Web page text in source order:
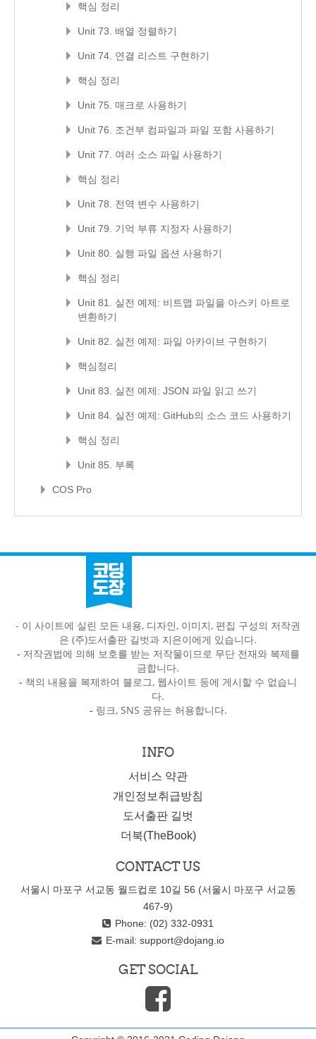
핵심 정리
Unit 73. 배열 정렬하기
Unit 74. 연결 리스트 구현하기
핵심 정리
Unit 75. 매크로 사용하기
Unit 76. 조건부 컴파일과 파일 포함 사용하기
Unit 77. 여러 소스 파일 사용하기
핵심 정리
Unit 78. 전역 변수 사용하기
Unit 79. 기억 부류 지정자 사용하기
Unit 80. 실행 파일 옵션 사용하기
핵심 정리
Unit 81. 실전 예제: 비트맵 파일을 아스키 아트로
변환하기
Unit 82. 실전 예제: 파일 아카이브 구현하기
핵심정리
Unit 83. 실전 예제: JSON 파일 읽고 쓰기
Unit 84. 실전 예제: GitHub의 소스 코드 사용하기
핵심 정리
Unit 85. 부록
COS Pro
- 이 사이트에 실린 모든 내용, 디자인, 이미지, 편집 구성의 저작권
은 (주)도서출판 길벗과 지은이에게 있습니다.
- 저작권법에 의해 보호를 받는 저작물이므로 무단 전재와 복제를
금합니다.
- 책의 내용을 복제하여 블로그, 웹사이트 등에 게시할 수 없습니
다.
- 링크, SNS 공유는 허용합니다.
INFO
서비스 약관
개인정보취급방침
도서출판 길벗
더북(TheBook)
CONTACT US
서울시 마포구 서교동 월드컵로 10길 56 (서울시 마포구 서교동
467-9)
Phone: (02) 332-0931
E-mail: support@dojang.io
GET SOCIAL